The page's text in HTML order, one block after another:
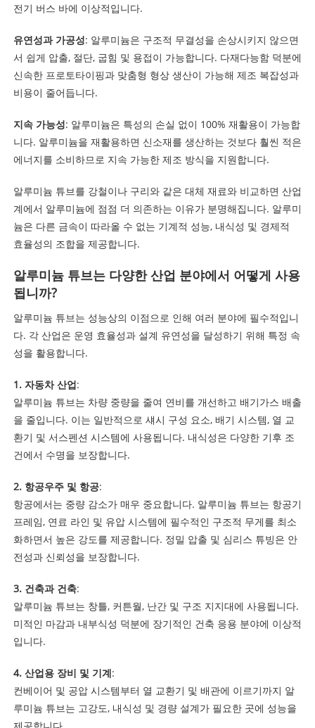
전기 버스 바에 이상적입니다.
유연성과 가공성: 알루미늄은 구조적 무결성을 손상시키지 않으면
서 쉽게 압출, 절단, 굽힘 및 용접이 가능합니다. 다재다능함 덕분에
신속한 프로토타이핑과 맞춤형 형상 생산이 가능해 제조 복잡성과
비용이 줄어듭니다.
지속 가능성: 알루미늄은 특성의 손실 없이 100% 재활용이 가능합
니다. 알루미늄을 재활용하면 신소재를 생산하는 것보다 훨씬 적은
에너지를 소비하므로 지속 가능한 제조 방식을 지원합니다.
알루미늄 튜브를 강철이나 구리와 같은 대체 재료와 비교하면 산업
계에서 알루미늄에 점점 더 의존하는 이유가 분명해집니다. 알루미
늄은 다른 금속이 따라올 수 없는 기계적 성능, 내식성 및 경제적
효율성의 조합을 제공합니다.
알루미늄 튜브는 다양한 산업 분야에서 어떻게 사용
됩니까?
알루미늄 튜브는 성능상의 이점으로 인해 여러 분야에 필수적입니
다. 각 산업은 운영 효율성과 설계 유연성을 달성하기 위해 특정 속
성을 활용합니다.
1. 자동차 산업:
알루미늄 튜브는 차량 중량을 줄여 연비를 개선하고 배기가스 배출
을 줄입니다. 이는 일반적으로 섀시 구성 요소, 배기 시스템, 열 교
환기 및 서스펜션 시스템에 사용됩니다. 내식성은 다양한 기후 조
건에서 수명을 보장합니다.
2. 항공우주 및 항공:
항공에서는 중량 감소가 매우 중요합니다. 알루미늄 튜브는 항공기
프레임, 연료 라인 및 유압 시스템에 필수적인 구조적 무게를 최소
화하면서 높은 강도를 제공합니다. 정밀 압출 및 심리스 튜빙은 안
전성과 신뢰성을 보장합니다.
3. 건축과 건축:
알루미늄 튜브는 창틀, 커튼월, 난간 및 구조 지지대에 사용됩니다.
미적인 마감과 내부식성 덕분에 장기적인 건축 응용 분야에 이상적
입니다.
4. 산업용 장비 및 기계:
컨베이어 및 공압 시스템부터 열 교환기 및 배관에 이르기까지 알
루미늄 튜브는 고강도, 내식성 및 경량 설계가 필요한 곳에 성능을